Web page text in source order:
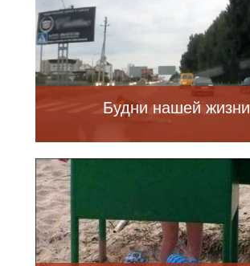
Будни нашей жизни